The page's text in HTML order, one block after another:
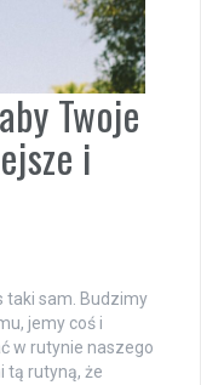
Twoje
i
taki sam. Budzimy
jemy coś i
w rutynie naszego
tą rutyną, że